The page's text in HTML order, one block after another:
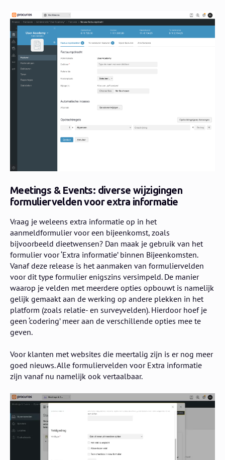
Meetings & Events: diverse wijzigingen
formuliervelden voor extra informatie
Vraag je weleens extra informatie op in het
aanmeldformulier voor een bijeenkomst, zoals
bijvoorbeeld dieetwensen? Dan maak je gebruik van het
formulier voor ‘Extra informatie’ binnen Bijeenkomsten.
Vanaf deze release is het aanmaken van formuliervelden
voor dit type formulier enigszins versimpeld. De manier
waarop je velden met meerdere opties opbouwt is namelijk
gelijk gemaakt aan de werking op andere plekken in het
platform (zoals relatie- en surveyvelden). Hierdoor hoef je
geen ‘codering’ meer aan de verschillende opties mee te
geven.
Voor klanten met websites die meertalig zijn is er nog meer
goed nieuws. Alle formuliervelden voor Extra informatie
zijn vanaf nu namelijk ook vertaalbaar.